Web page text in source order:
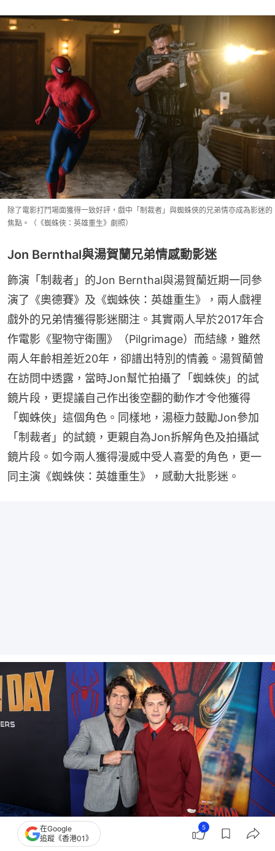
除了電影打鬥場面獲得一致好評，戲中「制裁者」與蜘蛛俠的兄弟情亦成為影迷的
焦點。（《蜘蛛俠：英雄重生》劇照）
Jon Bernthal與湯賀蘭兄弟情感動影迷
飾演「制裁者」的Jon Bernthal與湯賀蘭近期一同參
演了《奧德賽》及《蜘蛛俠：英雄重生》，兩人戲裡
戲外的兄弟情獲得影迷關注。其實兩人早於2017年合
作電影《聖物守衛團》（Pilgrimage）而結緣，雖然
兩人年齡相差近20年，卻譜出特別的情義。湯賀蘭曾
在訪問中透露，當時Jon幫忙拍攝了「蜘蛛俠」的試
鏡片段，更提議自己作出後空翻的動作才令他獲得
「蜘蛛俠」這個角色。同樣地，湯極力鼓勵Jon參加
「制裁者」的試鏡，更親自為Jon拆解角色及拍攝試
鏡片段。如今兩人獲得漫威中受人喜愛的角色，更一
同主演《蜘蛛俠：英雄重生》，感動大批影迷。
在Google
追蹤《香港01》
5